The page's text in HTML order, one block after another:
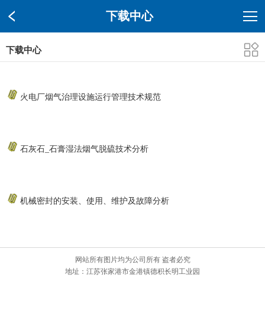
下载中心
下载中心
火电厂烟气治理设施运行管理技术规范
石灰石_石膏湿法烟气脱硫技术分析
机械密封的安装、使用、维护及故障分析
网站所有图片均为公司所有 盗者必究
地址：江苏张家港市金港镇德积长明工业园